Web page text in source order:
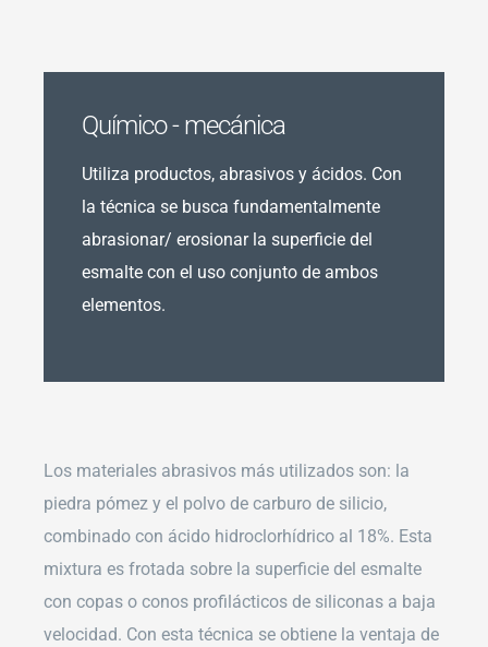
Químico - mecánica
Utiliza productos, abrasivos y ácidos. Con
la técnica se busca fundamentalmente
abrasionar/ erosionar la superficie del
esmalte con el uso conjunto de ambos
elementos.
Los materiales abrasivos más utilizados son: la
piedra pómez y el polvo de carburo de silicio,
combinado con ácido hidroclorhídrico al 18%. Esta
mixtura es frotada sobre la superficie del esmalte
con copas o conos profilácticos de siliconas a baja
velocidad. Con esta técnica se obtiene la ventaja de